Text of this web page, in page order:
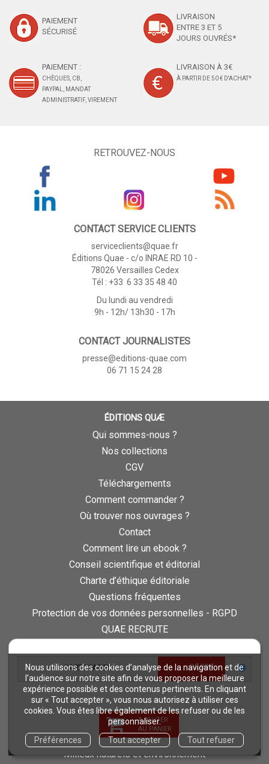
Nous utilisons des cookies d’analyse de la navigation et de
l’audience sur notre site afin de vous proposer la meilleure
expérience possible et des contenus pertinents. En cliquant
sur « Tout accepter », vous nous autorisez à utiliser ces
cookies. Vous êtes libre également de les refuser ou de les
personnaliser.
Préférences
Tout accepter Tout refuser
CARTE PAPIER 25,00 €
AJOUTER
AU PANIER
PAIEMENT
SÉCURISÉ
LIVRAISON
ENTRE 3 ET 5
JOURS OUVRÉS*
PAIEMENT :
CHÈQUES, CB,
PAYPAL, MANDAT
ADMINISTRATIF, VIREMENT
LIVRAISON À 3€
À PARTIR DE 50 € D'ACHAT*
RETROUVEZ-NOUS
CONTACT SERVICE CLIENTS
serviceclients@quae.fr
Éditions Quae - c/o INRAE RD 10 -
78026 Versailles Cedex
Tél : +33 6 33 35 48 40
Du lundi au vendredi
9h - 12h/ 13h30 - 17h
CONTACT JOURNALISTES
presse@editions-quae.com
06 71 15 24 28
ÉDITIONS QUÆ
Qui sommes-nous ?
Nos collections
CGV
Téléchargements
Comment commander ?
Où trouver nos ouvrages ?
Contact
Comment lire un ebook ?
Conseil scientifique et éditorial
Charte d’éthique éditoriale
Questions fréquentes
Protection de vos données personnelles - RGPD
QUAE RECRUTE
NOS THÉMATIQUES
Agriculture et productions végétales
Alimentation et nutrition humaine
Élevage et productions animales
Forêt et sylviculture
Milieux naturels et environnement